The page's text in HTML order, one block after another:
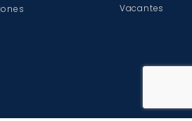
Vacantes